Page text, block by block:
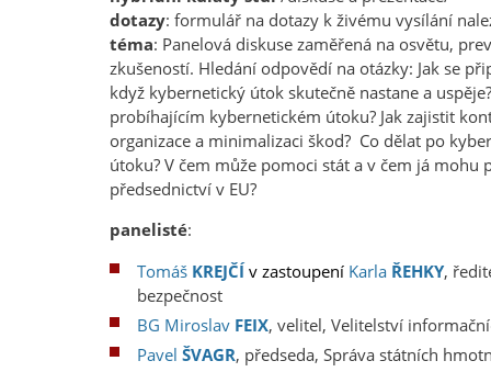
dotazy: formulář na dotazy k živému vysílání
téma: Panelová diskuse zaměřená na osvětu,
zkušeností. Hledání odpovědí na otázky: Jak se
když kybernetický útok skutečně nastane a
probíhajícím kybernetickém útoku? Jak zajistit
organizace a minimalizaci škod? Co dělat po
útoku? V čem může pomoci stát a v čem já
předsednictví v EU?
panelisté:
Tomáš KREJČÍ v zastoupení Karla ŘEHKY,
bezpečnost
BG Miroslav FEIX, velitel, Velitelství
Pavel ŠVAGR, předseda, Správa státních